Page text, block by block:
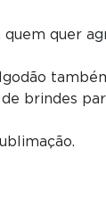
quer
brindes